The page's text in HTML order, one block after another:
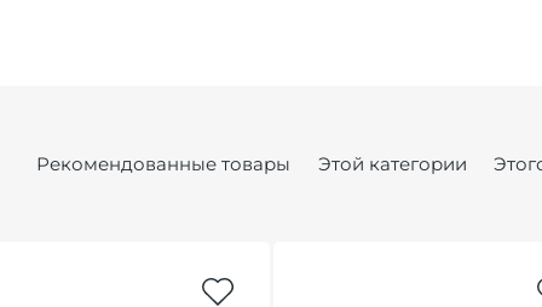
Рекомендованные товары Этой категории